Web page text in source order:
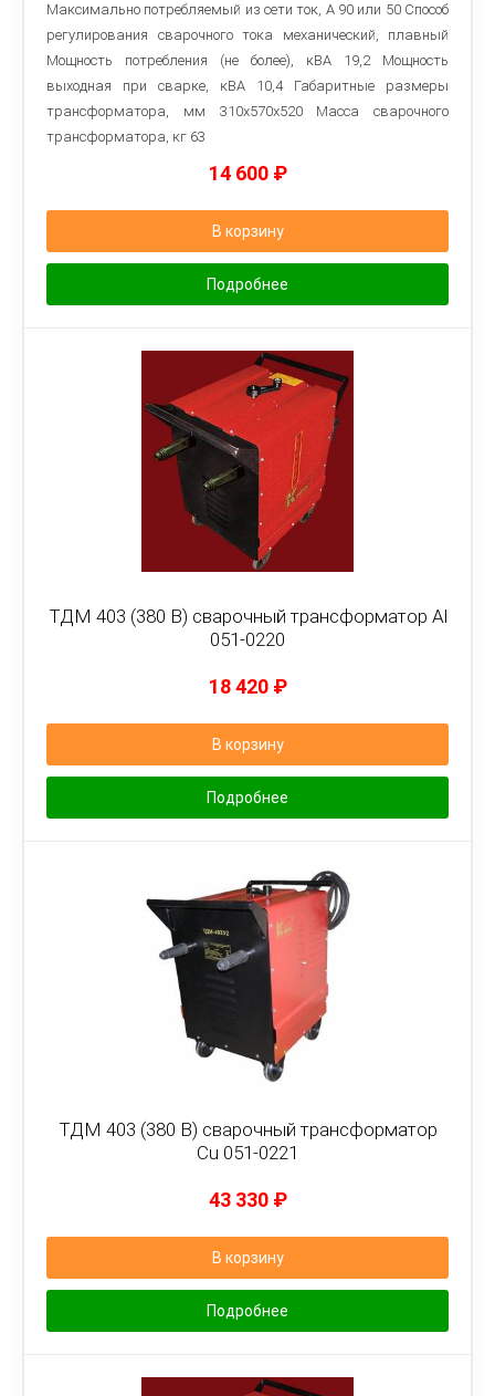
Максимально потребляемый из сети ток, А 90 или 50 Способ
регулирования сварочного тока механический, плавный
Мощность потребления (не более), кВА 19,2 Мощность
выходная при сварке, кВА 10,4 Габаритные размеры
трансформатора, мм 310x570x520 Macca сварочного
трансформатора, кг 63
14 600 ₽
В корзину
Подробнее
ТДМ 403 (380 В) сварочный трансформатор Al
051-0220
18 420 ₽
В корзину
Подробнее
ТДМ 403 (380 В) сварочный трансформатор
Cu 051-0221
43 330 ₽
В корзину
Подробнее